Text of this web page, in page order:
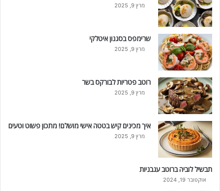
מרץ 9, 2025
שרימפס בסגנון איטלקי
מרץ 9, 2025
רוטב פטריות לבורקס בשר
מרץ 9, 2025
איך מכינים קיש בטטה אישי מושלם! מתכון פשוט וטעים
מרץ 9, 2025
תבשיל לוביה ברוטב עגבניות
אוקטובר 19, 2024